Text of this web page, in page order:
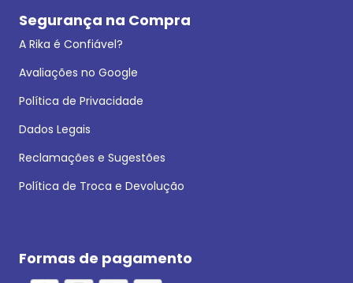
Segurança na Compra
A Rika é Confiável?
Avaliações no Google
Política de Privacidade
Dados Legais
Reclamações e Sugestões
Política de Troca e Devolução
Formas de pagamento